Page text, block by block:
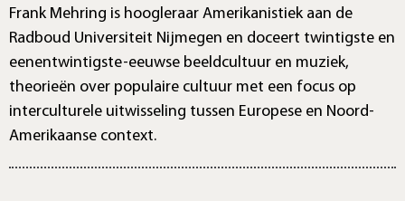
Frank Mehring is hoogleraar Amerikanistiek aan de
Radboud Universiteit Nijmegen en doceert twintigste en
eenentwintigste-eeuwse beeldcultuur en muziek,
theorieën over populaire cultuur met een focus op
interculturele uitwisseling tussen Europese en Noord-
Amerikaanse context.